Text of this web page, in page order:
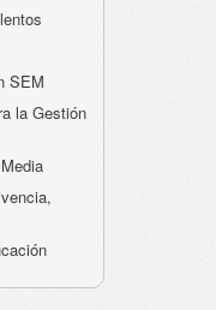
SEM
la Gestión